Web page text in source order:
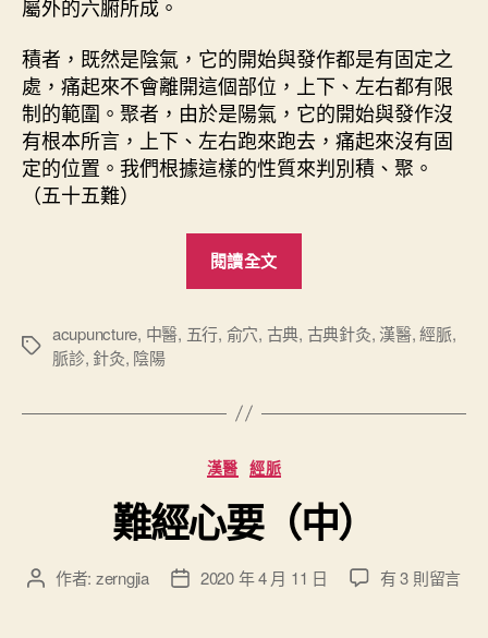
屬外的六腑所成。
積者，既然是陰氣，它的開始與發作都是有固定之
處，痛起來不會離開這個部位，上下、左右都有限
制的範圍。聚者，由於是陽氣，它的開始與發作沒
有根本所言，上下、左右跑來跑去，痛起來沒有固
定的位置。我們根據這樣的性質來判別積、聚。
（五十五難）
閱讀全文
心
下
標
acupuncture, 中醫, 五行, 俞穴, 古典, 古典針灸, 漢醫,經脈,
脈診, 針灸, 陰陽
分
類
漢醫 經脈
難經心要（中）
文 作者: zerngjia
文 2020 年 4 月 11 日
在
有 3 則留言